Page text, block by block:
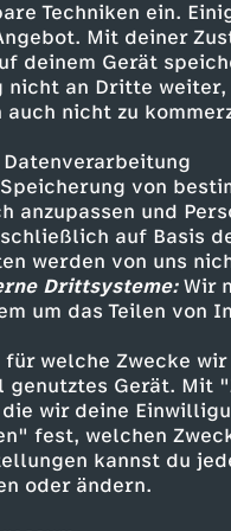
Techniken ein.
Mit deiner
deinem Gerät
nicht an Dritte
nicht zu
von
anzupassen und
auf Basis
werden von uns
Drittsysteme:Wir
um das Teilen von
für welche Zwecke
Gerät. Mit
wir deine
fest, welchen
kannst du
oder ändern.
machen
duftenden
zeigt sich eine
Golf und
und das Tor zu
alte Kirchen
Kultur. Die
der Menschen
Cinque Terre
Vernazza,
verbunden,
einem Ort, an
das blaue Meer
und Träumer seit